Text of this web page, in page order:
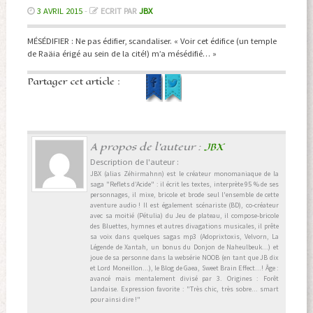
3 AVRIL 2015- ECRIT PAR JBX
MÉSÉDIFIER : Ne pas édifier, scandaliser. « Voir cet édifice (un temple
de Raäia érigé au sein de la cité!) m’a mésédifié… »
Partager cet article :
A propos de l'auteur :JBX
Description de l'auteur :
JBX (alias Zéhirmahnn) est le créateur monomaniaque de la
saga "Reflets d’Acide" : il écrit les textes, interprète 95 % de ses
personnages, il mixe, bricole et brode seul l'ensemble de cette
aventure audio ! Il est également scénariste (BD), co-créateur
avec sa moitié (Pétulia) du Jeu de plateau, il compose-bricole
des Bluettes, hymnes et autres divagations musicales, il prête
sa voix dans quelques sagas mp3 (Adoprixtoxis, Velvorn, La
Légende de Xantah, un bonus du Donjon de Naheulbeuk...) et
joue de sa personne dans la websérie NOOB (en tant que JB dix
et Lord Moneillon...), le Blog de Gaea, Sweet Brain Effect...! Âge :
avancé mais mentalement divisé par 3. Origines : Forêt
Landaise. Expression favorite : "Très chic, très sobre... smart
pour ainsi dire !"